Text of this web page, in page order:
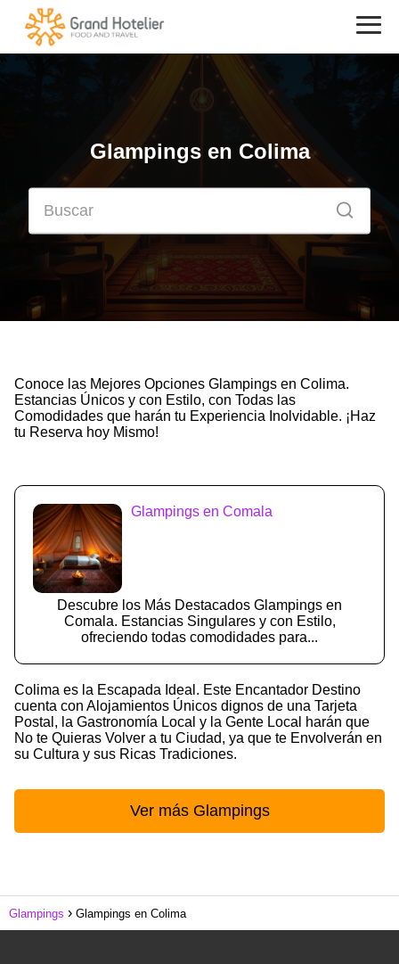
Glampings en Colima
Conoce las Mejores Opciones Glampings en Colima.
Estancias Únicos y con Estilo, con Todas las
Comodidades que harán tu Experiencia Inolvidable. ¡Haz
tu Reserva hoy Mismo!
Glampings en Comala
Descubre los Más Destacados Glampings en
Comala. Estancias Singulares y con Estilo,
ofreciendo todas comodidades para...
Colima es la Escapada Ideal. Este Encantador Destino
cuenta con Alojamientos Únicos dignos de una Tarjeta
Postal, la Gastronomía Local y la Gente Local harán que
No te Quieras Volver a tu Ciudad, ya que te Envolverán en
su Cultura y sus Ricas Tradiciones.
Ver más Glampings
Glampings Glampings en Colima